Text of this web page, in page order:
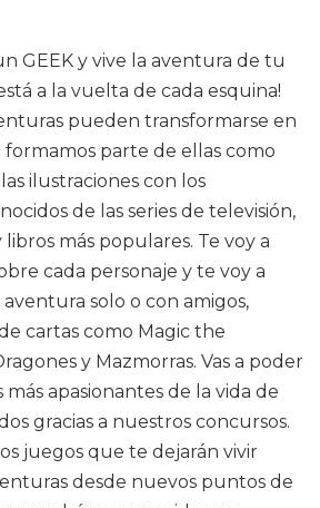
GEEK y vive la aventura de tu
a la vuelta de cada esquina!
pueden transformarse en
parte de ellas como
ilustraciones con los
de las series de televisión,
más populares. Te voy a
cada personaje y te voy a
solo o con amigos,
cartas como Magic the
y Mazmorras. Vas a poder
apasionantes de la vida de
gracias a nuestros concursos.
juegos que te dejarán vivir
desde nuevos puntos de